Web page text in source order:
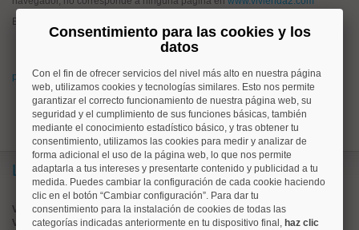
Esto puede haber ocurrido porque:
has pinchado un enlace antiguo que hoy no corresponde a ningún
prueba a buscar lo que quieres desde la página de inicio de vivienda2.com
Lo más buscado
Valorar vivienda online
Vender piso
Consentimiento para las cookies y los
datos
Con el fin de ofrecer servicios del nivel más alto en nuestra página
web, utilizamos cookies y tecnologías similares. Esto nos permite
garantizar el correcto funcionamiento de nuestra página web, su
seguridad y el cumplimiento de sus funciones básicas, también
mediante el conocimiento estadístico básico, y tras obtener tu
consentimiento, utilizamos las cookies para medir y analizar de
forma adicional el uso de la página web, lo que nos permite
adaptarla a tus intereses y presentarte contenido y publicidad a tu
medida. Puedes cambiar la configuración de cada cookie haciendo
clic en el botón “Cambiar configuración”. Para dar tu
consentimiento para la instalación de cookies de todas las
categorías indicadas anteriormente en tu dispositivo final, haz clic